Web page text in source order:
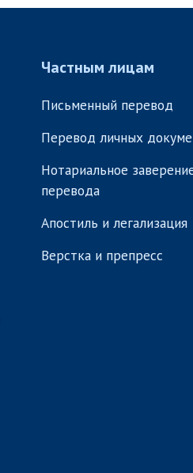
Частным лицам
Письменный перевод
Перевод личных
Нотариальное
перевода
Апостиль и легализация
Верстка и препресс